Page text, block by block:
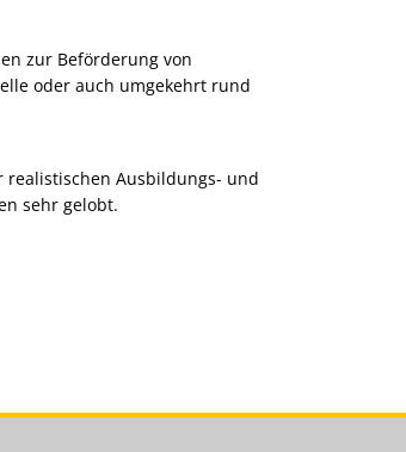
zur Beförderung von
oder auch umgekehrt rund
realistischen Ausbildungs- und
sehr gelobt.